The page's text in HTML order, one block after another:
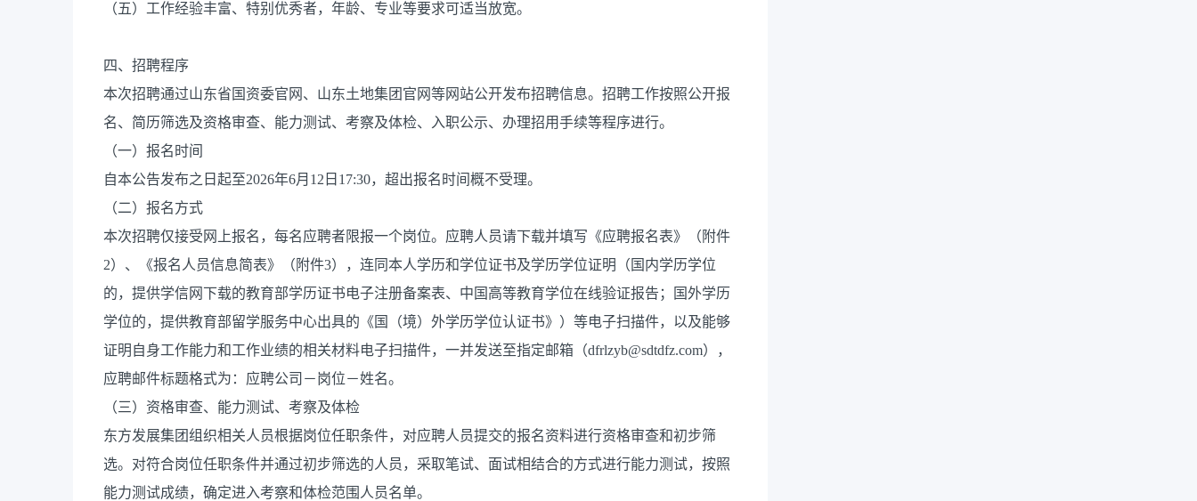
（五）工作经验丰富、特别优秀者，年龄、专业等要求可适当放宽。
四、招聘程序
本次招聘通过山东省国资委官网、山东土地集团官网等网站公开发布招聘信息。招聘工作按照公开报
名、简历筛选及资格审查、能力测试、考察及体检、入职公示、办理招用手续等程序进行。
（一）报名时间
自本公告发布之日起至2026年6月12日17:30，超出报名时间概不受理。
（二）报名方式
本次招聘仅接受网上报名，每名应聘者限报一个岗位。应聘人员请下载并填写《应聘报名表》（附件
2）、《报名人员信息简表》（附件3），连同本人学历和学位证书及学历学位证明（国内学历学位
的，提供学信网下载的教育部学历证书电子注册备案表、中国高等教育学位在线验证报告；国外学历
学位的，提供教育部留学服务中心出具的《国（境）外学历学位认证书》）等电子扫描件，以及能够
证明自身工作能力和工作业绩的相关材料电子扫描件，一并发送至指定邮箱（dfrlzyb@sdtdfz.com），
应聘邮件标题格式为：应聘公司－岗位－姓名。
（三）资格审查、能力测试、考察及体检
东方发展集团组织相关人员根据岗位任职条件，对应聘人员提交的报名资料进行资格审查和初步筛
选。对符合岗位任职条件并通过初步筛选的人员，采取笔试、面试相结合的方式进行能力测试，按照
能力测试成绩，确定进入考察和体检范围人员名单。